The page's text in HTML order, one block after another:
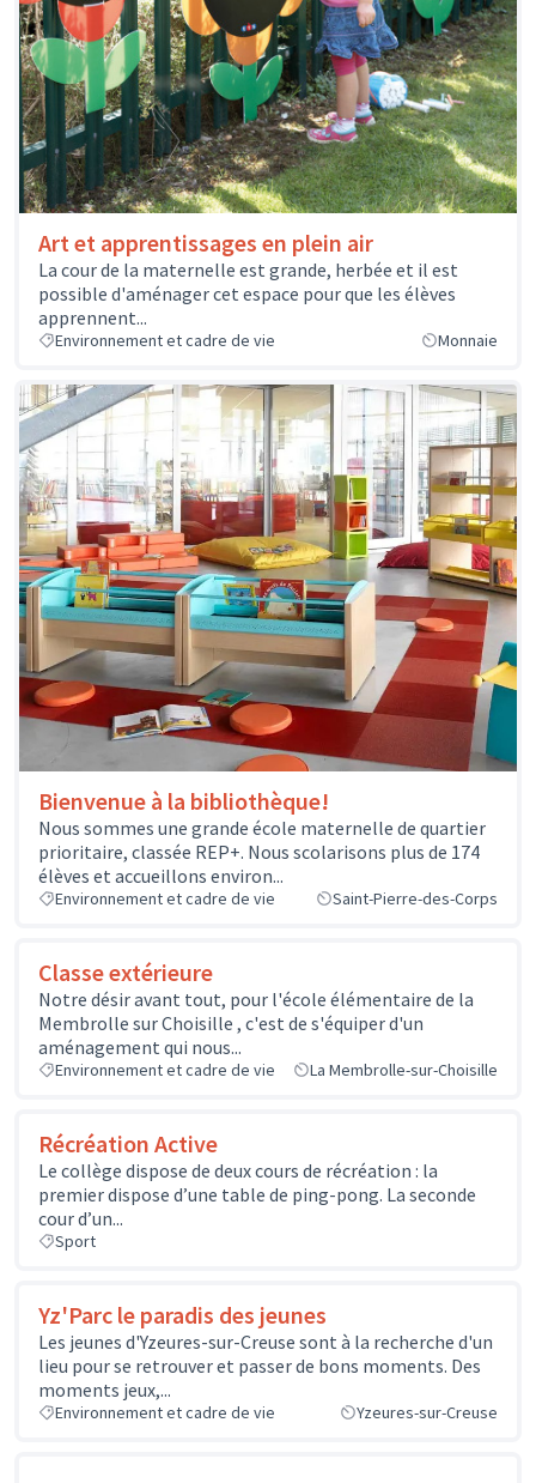
Art et apprentissages en plein air
La cour de la maternelle est grande, herbée et il est
possible d'aménager cet espace pour que les élèves
apprennent...
Environnement et cadre de vie Monnaie
Bienvenue à la bibliothèque!
Nous sommes une grande école maternelle de quartier
prioritaire, classée REP+. Nous scolarisons plus de 174
élèves et accueillons environ...
Environnement et cadre de vie Saint-Pierre-des-Corps
Classe extérieure
Notre désir avant tout, pour l'école élémentaire de la
Membrolle sur Choisille , c'est de s'équiper d'un
aménagement qui nous...
Environnement et cadre de vie La Membrolle-sur-Choisille
Récréation Active
Le collège dispose de deux cours de récréation : la
premier dispose d’une table de ping-pong. La seconde
cour d’un...
Sport
Yz'Parc le paradis des jeunes
Les jeunes d'Yzeures-sur-Creuse sont à la recherche d'un
lieu pour se retrouver et passer de bons moments. Des
moments jeux,...
Environnement et cadre de vie Yzeures-sur-Creuse